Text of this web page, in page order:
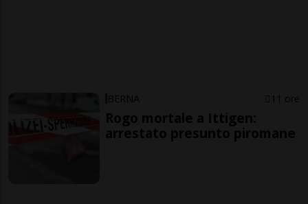
BERNA 11 ore
Rogo mortale a Ittigen:
arrestato presunto piromane